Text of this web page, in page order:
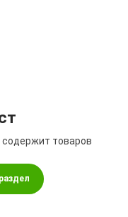
товаров